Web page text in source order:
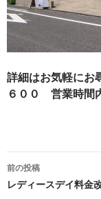
詳細はお気軽にお
６００ 営業時間
投
稿
前の投稿
レディースデイ料金